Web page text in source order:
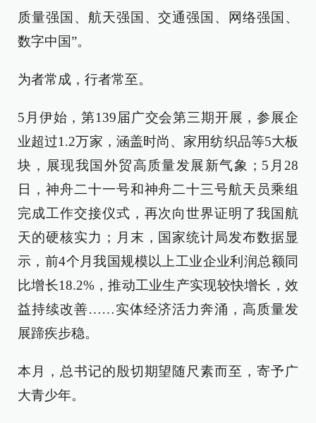
质量强国、航天强国、交通强国、网络强国、
数字中国”。
为者常成，行者常至。
5月伊始，第139届广交会第三期开展，参展企
业超过1.2万家，涵盖时尚、家用纺织品等5大板
块，展现我国外贸高质量发展新气象；5月28
日，神舟二十一号和神舟二十三号航天员乘组
完成工作交接仪式，再次向世界证明了我国航
天的硬核实力；月末，国家统计局发布数据显
示，前4个月我国规模以上工业企业利润总额同
比增长18.2%，推动工业生产实现较快增长，效
益持续改善……实体经济活力奔涌，高质量发
展蹄疾步稳。
本月，总书记的殷切期望随尺素而至，寄予广
大青少年。